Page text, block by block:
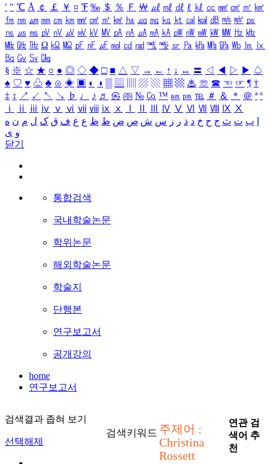
′ ″ ℃ Å ￠ ￡ ￥ ¤ ℉ ‰ ＄ ％ Ｆ ￦ ㎕ ㎖ ㎗ ℓ ㎘ ㏄ ㎣ ㎤ ㎥ ㎦
㎙ ㎚ ㎛ ㎜ ㎝ ㎞ ㎟ ㎠ ㎡ ㎢ ㏊ ㎍ ㎎ ㎏ ㏏ ㎈ ㎉ ㏈ ㎧ ㎨ ㎰
㎱ ㎲ ㎳ ㎴ ㎵ ㎶ ㎷ ㎸ ㎹ ㎀ ㎁ ㎂ ㎃ ㎄ ㎺ ㎻ ㎽ ㎾ ㎿ ㎐ ㎑
㎒ ㎓ ㎔ Ω ㏀ ㏁ ㎊ ㎋ ㎌ ㏖ ㏅ ㎭ ㎮ ㎯ ㏛ ㎩ ㎪ ㎫ ㎬ ㏝ ㏐
㏓
㏃ ㏉ ㏜ ㏆
§ ※ ☆ ★ ○ ● ◎ ◇ ◆ □ ■ △ ▽ → ← ↑ ↓ ↔ 〓 ◁ ◀ ▷ ▶ ♤
♠ ♡ ♥ ♧ ♣ ⊙ ◈ ▣ ◐ ◑ ▒ ▤ ▨ ▧ ▦ ▩ ♨ ☏ ☎ ☜ ☞ ¶ †
‡ ↕ ↗ ↙ ↖ ↘ ♭ ♩ ♪ ♬ ㉿ ㈜ № ㏇ ™ ㏂ ㏘ ℡ ＃ ＆ ＊ ＠ ª º
ⅰ
ⅱ ⅲ ⅳ ⅴ ⅵ ⅶ ⅷ ⅸ ⅹ Ⅳ Ⅴ Ⅵ Ⅶ Ⅷ Ⅸ Ⅹ
ب ت ث ج ح خ د ذ ر ز س ش ص ض ط ظ ع غ ف ق ک ل م ن ه
و ی
닫기
통합검색
국내학술논문
학위논문
해외학술논문
학술지
단행본
연구보고서
공개강의
home
연구보고서
검색결과 좁혀 보기
선택해제
검색키워드 주제어 :
Christina
Rossett
연관 검
색어 추
천